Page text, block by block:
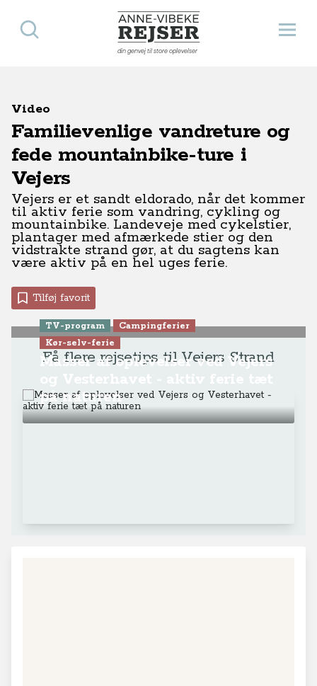
Anne-Vibeke Rejser
din genvej til store oplevelser
Åbn
Søg
Video
Familievenlige vandreture og
fede mountainbike-ture i
Vejers
Vejers er et sandt eldorado, når det kommer
til aktiv ferie som vandring, cykling og
mountainbike. Landeveje med cykelstier,
plantager med afmærkede stier og den
vidstrakte strand gør, at du sagtens kan
være aktiv på en hel uges ferie.
Tilføj favorit
Få flere rejsetips til Vejers Strand
TV-program
Campingferier
Kør-selv-ferie
Masser af oplevelser ved Vejers
på naturen